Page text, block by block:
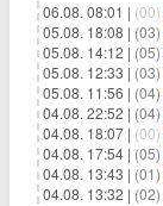
06.08. 08:01 | (00)
05.08. 18:08 | (03)
05.08. 14:12 | (05)
05.08. 12:33 | (03)
05.08. 11:56 | (04)
04.08. 22:52 | (04)
04.08. 18:07 | (00)
04.08. 17:54 | (05)
04.08. 13:43 | (01)
04.08. 13:32 | (02)